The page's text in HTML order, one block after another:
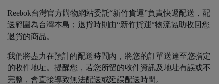
Reebok台灣官方購物網站委託“新竹貨運”負責快遞配送，配
送範圍為台灣本島；退貨時則由“新竹貨運”物流協助收回您
退貨的商品。
我們將盡力在預計的配送時間內，將您的訂單送達至您指定
的收件地址。提醒您，若您所留的收件資訊及地址有誤或不
完整，會直接導致無法配送或延誤配送時間。